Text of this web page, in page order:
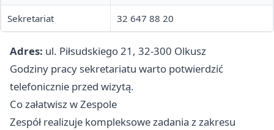
Sekretariat 32 647 88 20
Adres: ul. Piłsudskiego 21, 32-300 Olkusz
Godziny pracy sekretariatu warto potwierdzić
telefonicznie przed wizytą.
Co załatwisz w Zespole
Zespół realizuje kompleksowe zadania z zakresu